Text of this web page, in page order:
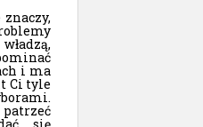
i ma
Ci tyle
się